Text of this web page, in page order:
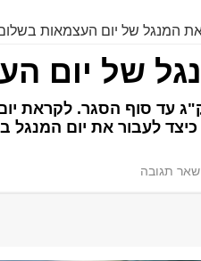
המנגל של יום העצמאות
של יום
מהישראלים יעלו בין 5 ל-7 ק"ג
לעבור את יום המנגל
תגובה